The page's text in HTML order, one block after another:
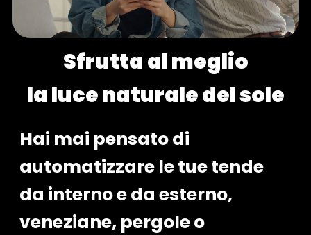
Sfrutta al meglio
la luce naturale del sole
Hai mai pensato di
automatizzare le tue tende
da interno e da esterno,
veneziane, pergole o